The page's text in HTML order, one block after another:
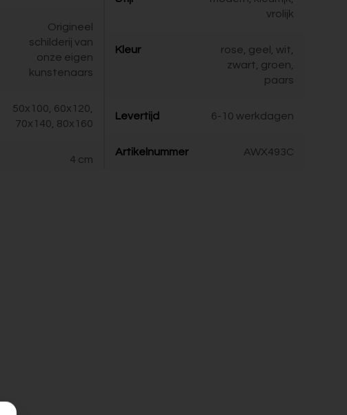
Origineel
schilderij van
onze eigen
kunstenaars
50x100, 60x120,
70x140, 80x160
4 cm
vrolijk
Kleur
rose, geel, wit,
zwart, groen,
paars
Levertijd 6-10 werkdagen
Artikelnummer AWX493C